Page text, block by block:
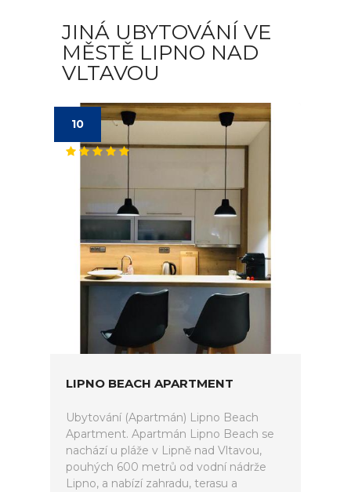
JINÁ UBYTOVÁNÍ VE
MĚSTĚ LIPNO NAD
VLTAVOU
10
LIPNO BEACH APARTMENT
Ubytování (Apartmán) Lipno Beach
Apartment. Apartmán Lipno Beach se
nachází u pláže v Lipně nad Vltavou,
pouhých 600 metrů od vodní nádrže
Lipno, a nabízí zahradu, terasu a